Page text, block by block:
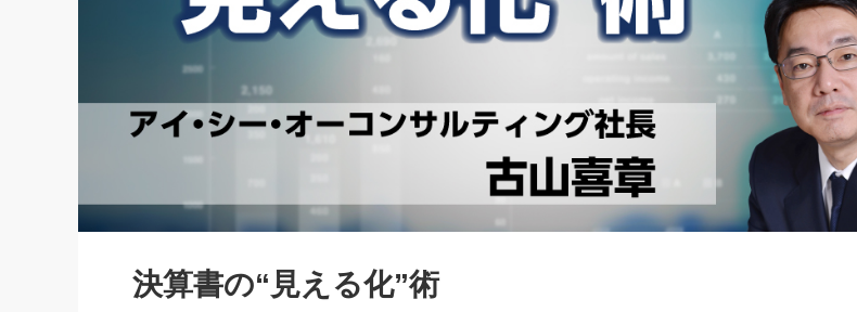
スピーチ」ネタ帳（2026年8月5
日号）
継続経営 百話百行(85)
野田久美子 香港ビジネス成功法(10)
酒井光雄 成功事例に学ぶ繁栄企業のブランド戦略(39)
次もあなたにお願いしたいと思われる「一流の仕事術」(28)
社長の右腕をつくる 人と組織を動かす(200)
酒井英之の社長のビジョン実現道場(10)
決算書の“見える化”術(12)
賢い社長の「経理財務の見どころ・
銀行交渉はこうしなさい！(12)
業績アッ
欧米資産
社長のた
行動科学
決算書の“見える化”術